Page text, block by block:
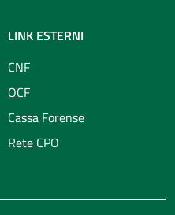
LINK ESTERNI
CNF
OCF
Cassa Forense
Rete CPO